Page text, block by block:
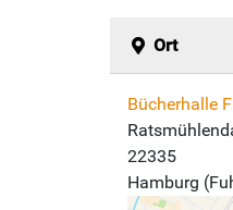
Ort
Bücherhalle
22335
Hamburg